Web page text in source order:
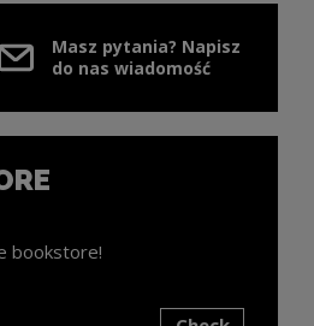
Masz pytania? Napisz
do nas wiadomość
bookstore!